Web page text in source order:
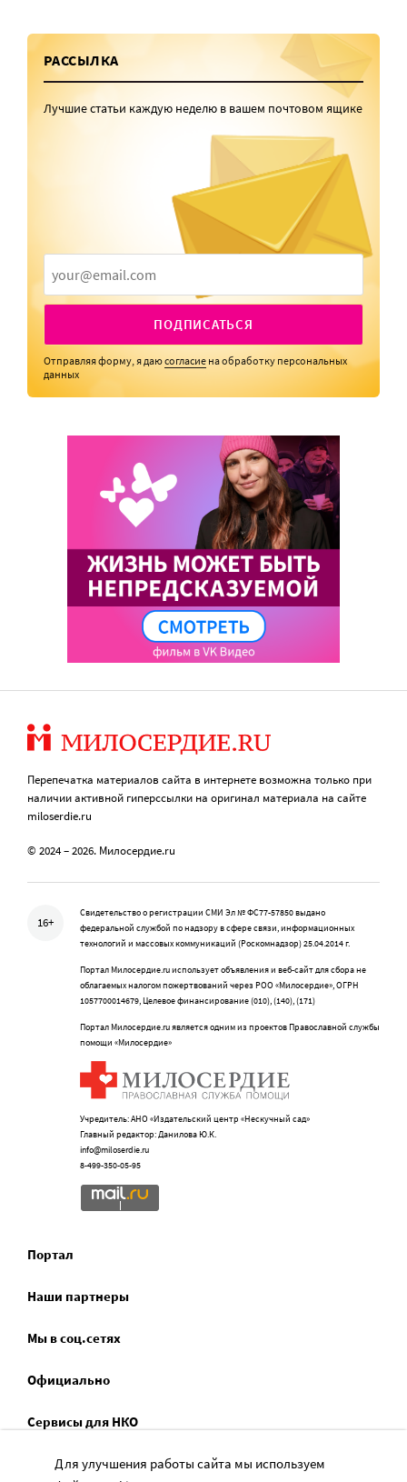
РАССЫЛКА
Лучшие статьи каждую неделю в вашем почтовом ящике
ПОДПИСАТЬСЯ
Отправляя форму, я даюсогласие на обработку персональных
данных
Перепечатка материалов сайта в интернете возможна только при
наличии активной гиперссылки на оригинал материала на сайте
miloserdie.ru
© 2024 – 2026. Милосердие.ru
16+
Свидетельство о регистрации СМИ Эл № ФС77-57850 выдано
федеральной службой по надзору в сфере связи, информационных
технологий и массовых коммуникаций (Роскомнадзор) 25.04.2014 г.
Портал Милосердие.ru использует объявления и веб-сайт для сбора не
облагаемых налогом пожертвований через РОО «Милосердие», ОГРН
1057700014679, Целевое финансирование (010), (140), (171)
Портал Милосердие.ru является одним из проектов Православной службы
помощи «Милосердие»
Учредитель: АНО «Издательский центр «Нескучный сад»
Главный редактор: Данилова Ю.К.
info@miloserdie.ru
8-499-350-05-95
Портал
Наши партнеры
Мы в соц.сетях
Официально
Сервисы для НКО
Спецпроекты
Для улучшения работы сайта мы используем